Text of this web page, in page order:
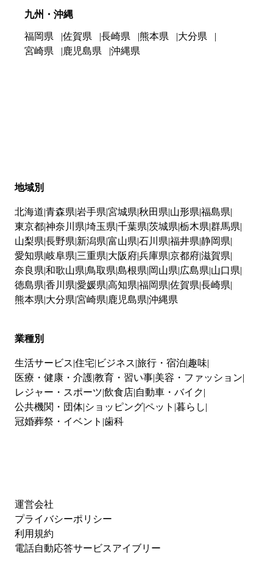
九州・沖縄
福岡県 佐賀県 長崎県 熊本県
大分県
宮崎県
鹿児島県 沖縄県
地域別
北海道 青森県 岩手県 宮城県 秋田県 山形県 福島県
東京都神奈川県 埼玉県 千葉県 茨城県 栃木県 群馬県
山梨県 長野県 新潟県 富山県 石川県 福井県 静岡県
愛知県 岐阜県 三重県 大阪府兵庫県 京都府滋賀県
奈良県 和歌山県 鳥取県 島根県 岡山県 広島県 山口県
徳島県 香川県 愛媛県 高知県 福岡県 佐賀県 長崎県
熊本県 大分県 宮崎県 鹿児島県 沖縄県
業種別
生活サービス 住宅 ビジネス 旅行・宿泊 趣味
医療・健康・介護教育・習い事 美容・ファッション
レジャー・スポーツ 飲食店 自動車・バイク
公共機関・団体 ショッピングペット 暮らし
冠婚葬祭・イベント 歯科
運営会社
プライバシーポリシー
利用規約
電話自動応答サービスアイブリー